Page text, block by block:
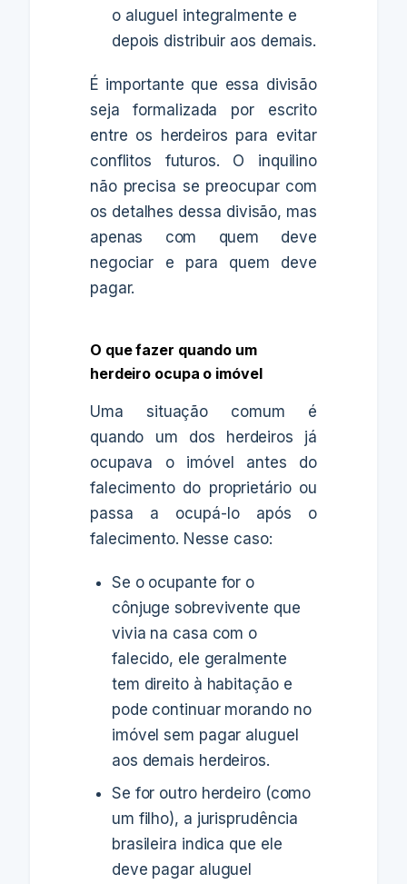
o aluguel integralmente e
depois distribuir aos demais.
É importante que essa divisão
seja formalizada por escrito
entre os herdeiros para evitar
conflitos futuros. O inquilino
não precisa se preocupar com
os detalhes dessa divisão, mas
apenas com quem deve
negociar e para quem deve
pagar.
O que fazer quando um
herdeiro ocupa o imóvel
Uma situação comum é
quando um dos herdeiros já
ocupava o imóvel antes do
falecimento do proprietário ou
passa a ocupá-lo após o
falecimento. Nesse caso:
Se o ocupante for o
cônjuge sobrevivente que
vivia na casa com o
falecido, ele geralmente
tem direito à habitação e
pode continuar morando no
imóvel sem pagar aluguel
aos demais herdeiros.
Se for outro herdeiro (como
um filho), a jurisprudência
brasileira indica que ele
deve pagar aluguel